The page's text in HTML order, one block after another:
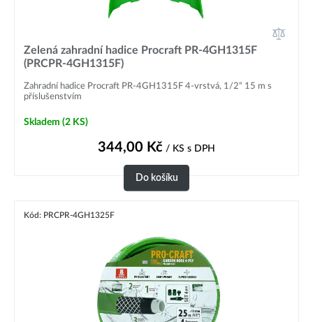
Zelená zahradní hadice Procraft PR-4GH1315F
(PRCPR-4GH1315F)
Zahradní hadice Procraft PR-4GH1315F 4-vrstvá, 1/2“ 15 m s
příslušenstvím
Skladem (2 KS)
344,00 Kč / KS s DPH
Do košíku
Kód: PRCPR-4GH1325F